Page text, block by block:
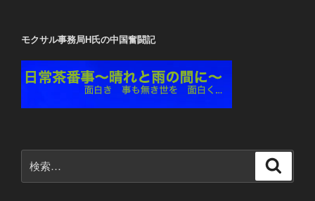
モクサル事務局H氏の中国奮闘記
索: